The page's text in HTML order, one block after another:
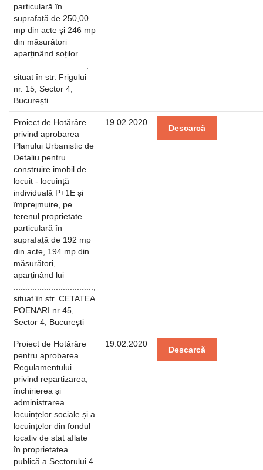
particulară în
suprafață de 250,00
mp din acte și 246 mp
din măsurători
aparținând soților
situat în str. Frigului
nr. 15, Sector 4,
București
Proiect de Hotărâre
privind aprobarea
Planului Urbanistic de
Detaliu pentru
construire imobil de
locuit - locuință
individuală P+1E și
împrejmuire, pe
terenul proprietate
particulară în
suprafață de 192 mp
din acte, 194 mp din
măsurători,
aparținând lui
situat în str. CETATEA
POENARI nr 45,
Sector 4, București
19.02.2020
Descarcă
Proiect de Hotărâre
pentru aprobarea
Regulamentului
privind repartizarea,
închirierea și
administrarea
locuințelor sociale și a
locuințelor din fondul
locativ de stat aflate
în proprietatea
publică a Sectorului 4
19.02.2020
Descarcă